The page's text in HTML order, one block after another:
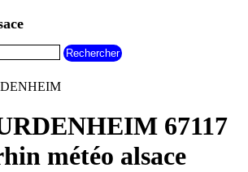
67117
météo alsace